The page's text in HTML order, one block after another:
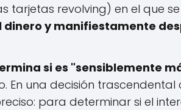
tarjetas revolving) en el que
dinero y manifiestamente
si es "sensiblemente
En una decisión trascendental
para determinar si el